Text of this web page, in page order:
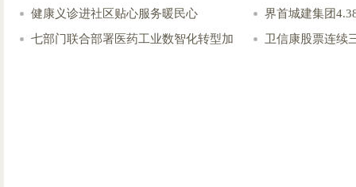
健康义诊进社区贴心服务暖民心
界首城建集团
七部门联合部署医药工业数智化转型加
卫信康股票连续